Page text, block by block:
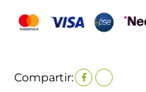
Compartir: